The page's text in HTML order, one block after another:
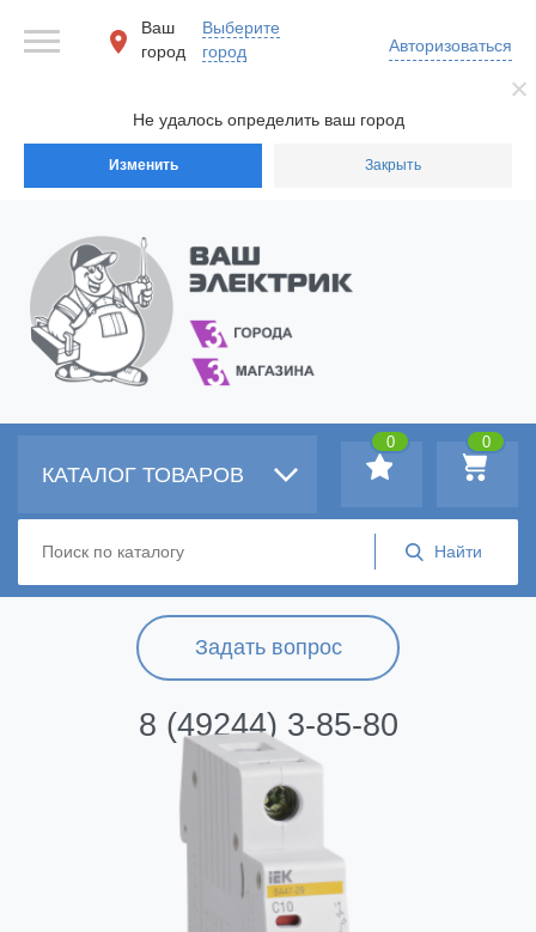
Не удалось определить ваш город
Изменить Закрыть
Ваш
город
Выберите
город
Авторизоваться
Задать вопрос
8 (49244) 3-85-80
КАТАЛОГ ТОВАРОВ
0
0